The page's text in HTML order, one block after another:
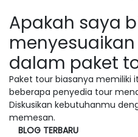
Apakah saya
dalam paket
Paket tour biasanya memiliki
beberapa penyedia tour
Diskusikan kebutuhanmu
memesan.
BLOG TERBARU